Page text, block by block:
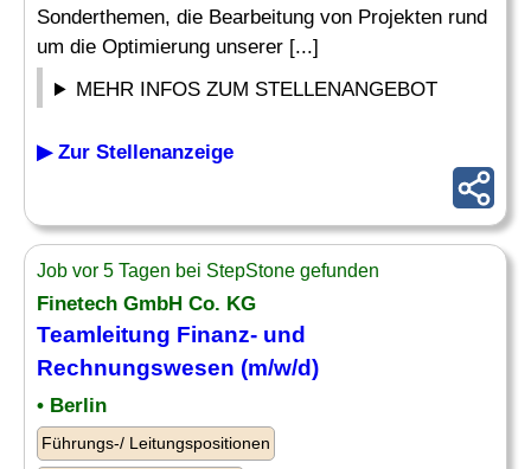
Sonderthemen, die Bearbeitung von Projekten rund
um die Optimierung unserer [...]
MEHR INFOS ZUM STELLENANGEBOT
▶ Zur Stellenanzeige
Job vor 5 Tagen bei StepStone gefunden
Finetech GmbH Co. KG
Teamleitung Finanz- und
Rechnungswesen (m/w/d)
• Berlin
Führungs-/ Leitungspositionen